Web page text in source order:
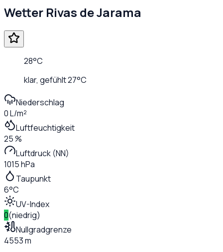
Wetter Rivas de Jarama
28°C
klar, gefühlt27°C
Niederschlag
0 L/m²
Luftfeuchtigkeit
25 %
Luftdruck (NN)
1015 hPa
Taupunkt
6°C
UV-Index
0(niedrig)
Nullgradgrenze
4553 m